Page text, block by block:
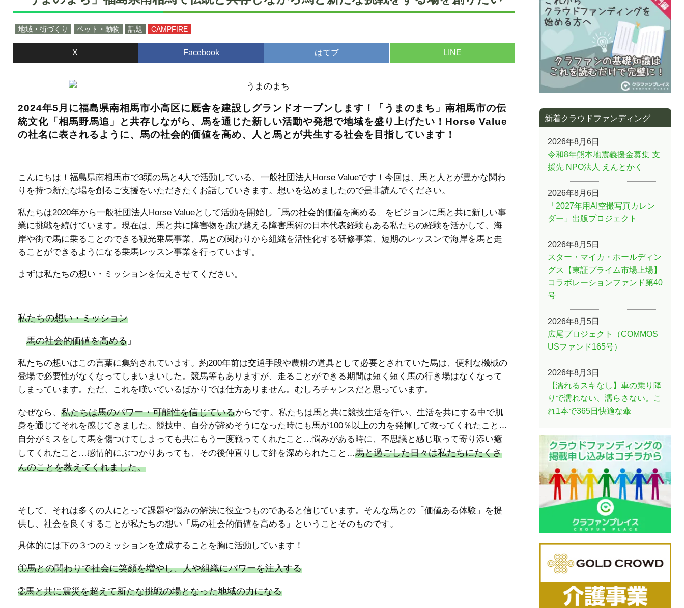
地域・街づくり ペット・動物 話題 CAMPFIRE
X Facebook はてブ LINE
2024年5月に福島県南相馬市小高区に厩舎を建設しグランドオープンします！「うまのまち」南相馬市の伝
統文化「相馬野馬追」と共存しながら、馬を通じた新しい活動や発想で地域を盛り上げたい！Horse Value
の社名に表されるように、馬の社会的価値を高め、人と馬とが共生する社会を目指しています！
こんにちは！福島県南相馬市で3頭の馬と4人で活動している、一般社団法人Horse Valueです！今回は、馬と人とが豊かな関わ
りを持つ新たな場を創るご支援をいただきたくお話していきます。想いを込めましたので是非読んでください。
私たちは2020年から一般社団法人Horse Valueとして活動を開始し「馬の社会的価値を高める」をビジョンに馬と共に新しい事
業に挑戦を続けています。現在は、馬と共に障害物を跳び越える障害馬術の日本代表経験もある私たちの経験を活かして、海
岸や街で馬に乗ることのできる観光乗馬事業、馬との関わりから組織を活性化する研修事業、短期のレッスンで海岸を馬と走
ることができるようになる乗馬レッスン事業を行っています。
まずは私たちの想い・ミッションを伝えさせてください。
私たちの想い・ミッション
「 馬の社会的価値を高める 」
私たちの想いはこの言葉に集約されています。約200年前は交通手段や農耕の道具として必要とされていた馬は、便利な機械の
登場で必要性がなくなってしまいまいした。競馬等もありますが、走ることができる期間は短く短く馬の行き場はなくなって
しまっています。ただ、これを嘆いているばかりでは仕方ありません。むしろチャンスだと思っています。
なぜなら、 私たちは馬のパワー・可能性を信じているからです。私たちは馬と共に競技生活を行い、生活を共にする中で肌
身を通じてそれを感じてきました。競技中、自分が諦めそうになった時にも馬が100％以上の力を発揮して救ってくれたこと…
自分がミスをして馬を傷つけてしまっても共にもう一度戦ってくれたこと…悩みがある時に、不思議と感じ取って寄り添い癒
してくれたこと…感情的にぶつかりあっても、その後仲直りして絆を深められたこと…馬と過ごした日々は私たちにたくさ
んのことを教えてくれました。
そして、それは多くの人にとって課題や悩みの解決に役立つものであると信じています。そんな馬との「価値ある体験」を提
供し、社会を良くすることが私たちの想い「馬の社会的価値を高める」ということそのものです。
具体的には下の３つのミッションを達成することを胸に活動しています！
①馬との関わりで社会に笑顔を増やし、人や組織にパワーを注入する
➁馬と共に震災を超えて新たな挑戦の場となった地域の力になる
新着クラウドファンディング
2026年8月6日
令和8年熊本地震義援金募集 支
援先 NPO法人 えんとかく
2026年8月6日
「2027年用AI空撮写真カレン
ダー」出版プロジェクト
2026年8月5日
スター・マイカ・ホールディン
グス【東証プライム市場上場】
コラボレーションファンド第40
号
2026年8月5日
広尾プロジェクト（COMMOS
USファンド165号）
2026年8月3日
【濡れるスキなし】車の乗り降
りで濡れない、濡らさない。こ
れ1本で365日快適な傘